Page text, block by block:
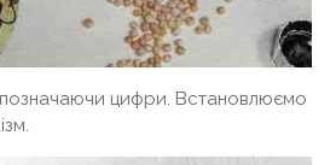
цифри. Встановлюємо